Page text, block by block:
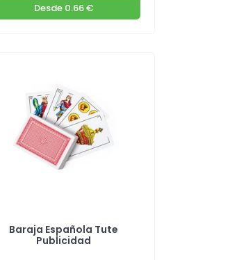
Desde0.66 €
Baraja Española Tute
Publicidad